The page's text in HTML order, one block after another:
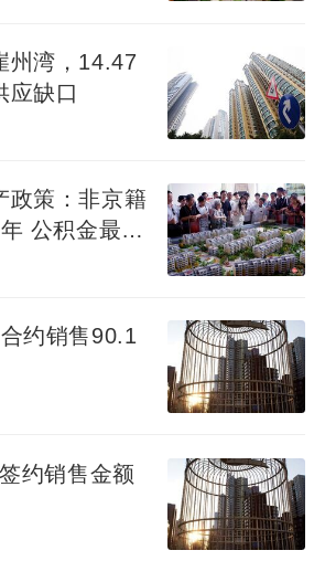
楼市较京沪具有更强波动
民资产配置、
金融
市场及城
为显著。在投资情绪低迷的
。
究中心总监何倩茹认为，此
方向一致。她判断，限购全
问题，当前正处于逐步放开
何倩茹预计，政策放宽后，
场成交将出现较大涨幅，对
州湾，14.47
应缺口
政策：非京籍
公积金最高
约销售90.1
约销售金额